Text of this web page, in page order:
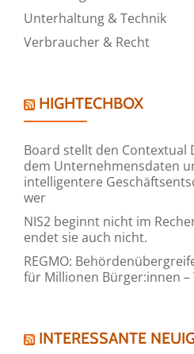
Unterhaltung & Technik
Verbraucher & Recht
HIGHTECHBOX
Board stellt den Contextual
dem Unternehmensdaten
intelligentere
wer
NIS2 beginnt nicht im
endet sie auch nicht.
REGMO:
für Millionen Bürger:innen –
INTERESSANTE